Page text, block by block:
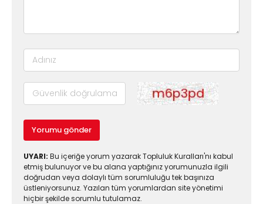
Yorumu gönder
UYARI: Bu içeriğe yorum yazarak Topluluk Kuralları'nı kabul
etmiş bulunuyor ve bu alana yaptığınız yorumunuzla ilgili
doğrudan veya dolaylı tüm sorumluluğu tek başınıza
üstleniyorsunuz. Yazılan tüm yorumlardan site yönetimi
hiçbir şekilde sorumlu tutulamaz.